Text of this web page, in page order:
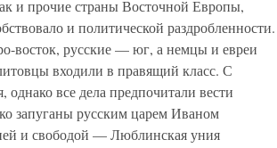
и прочие страны Восточной Европы,
и политической раздробленности.
восток, русские — юг, а немцы и евреи
входили в правящий класс. С
все дела предпочитали вести
запуганы русским царем Иваном
и свободой — Люблинская уния